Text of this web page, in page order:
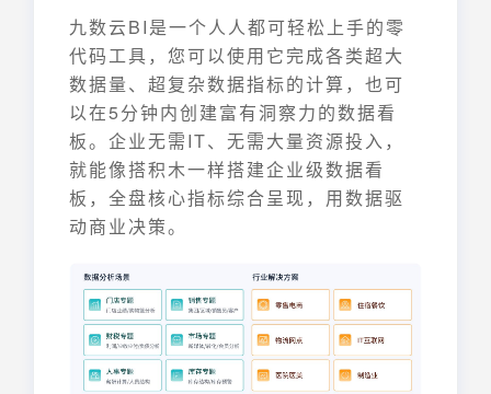
九数云BI是一个人人都可轻松上手的零
代码工具，您可以使用它完成各类超大
数据量、超复杂数据指标的计算，也可
以在5分钟内创建富有洞察力的数据看
板。企业无需IT、无需大量资源投入，
就能像搭积木一样搭建企业级数据看
板，全盘核心指标综合呈现，用数据驱
动商业决策。